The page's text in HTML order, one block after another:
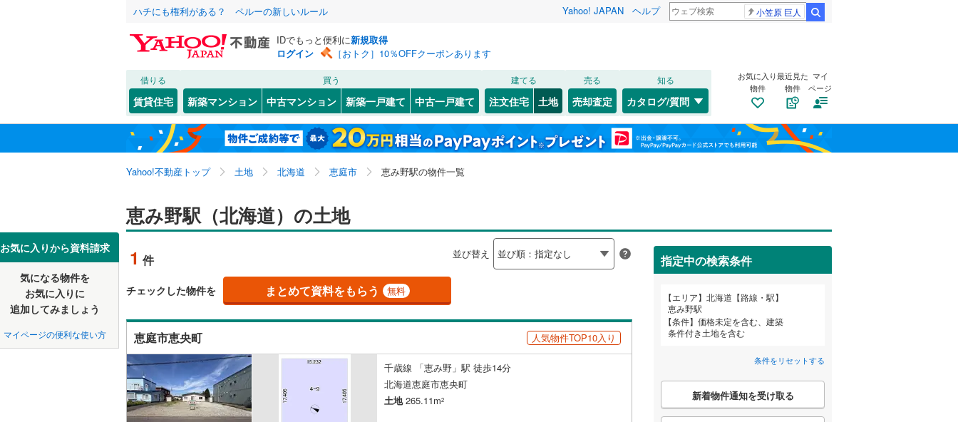
ハチにも権利がある？ ペルーの新しいルール Yahoo! JAPAN ヘルプ 小笠原 巨人
IDでもっと便利に新規取得
ログイン
［おトク］10％OFFクーポンあります
借りる
賃貸住宅
買う
新築マンション 中古マンション 新築一戸建て 中古一戸建て
建てる
注文住宅 土地
売る
売却査定
知る
カタログ/質問
お気に入り
物件
最近見た
物件
マイ
ページ
Yahoo!不動産トップ 土地 北海道 恵庭市 恵み野駅の物件一覧
お気に入りから資料請求
気になる物件を
お気に入りに
追加してみましょう
マイページの便利な使い方
恵み野駅（北海道）の土地
1 件 並び替え
チェックした物件を まとめて資料をもらう 無料
恵庭市恵央町 人気物件TOP10入り
千歳線 「恵み野」駅 徒歩14分
北海道恵庭市恵央町
土地265.11m2
指定中の検索条件
エリア
北海道【路線・駅】
恵み野駅
条件
価格未定を含む、建築
条件付き土地を含む
条件をリセットする
こ
検
新着物件通知を受け取る
北海道 北海道
東北 青森 岩手 宮城 秋田 山形 福島
関東 東京 神奈川 埼玉
信越・北陸 新潟 長野
三重
近畿 大阪 兵庫
中国 鳥取 島根 岡山 広島 山口
四国 徳島 香川 愛媛 高知
九州・沖縄 福岡 佐賀 長崎 鹿児島 沖縄
JR 函館本線(30) 札沼線(7) 千歳線(9)
石勝線(0) 室蘭本線(6) 日高本線(0)
根室本線(22) 富良野線(0) 宗谷本線(0)
石北本線
(1
地下鉄 札幌市営地下鉄南北線
函館市電 0) 函館市電宝来・谷地頭線(0)
道南いさりび鉄道(0)
(1) (1) (1) (3) (1) (2) (0) 恵み野 (0) サッポロビール庭園 (0)
(0 ) (0) (
こだわり条件 配置、向き、建ち方、日当たり
前道6m以上（1） 角地（0） 南道路（1）
平坦地（1） 整形地（1） 古家あり（0）
更地渡し（1）
最寄りの駅が始発駅（0）
0）
オンライン対応とは？ 詳しく見る
検索条件を保存しました
この検索条件の新着物件通知は、 マイページから設定できます。
保存した条件を見る
北海道、恵み野駅、価格未定を含む、建築条件付き土地
を含む
検索条件を保存する
マイページ
お気に入りリストを見る
閉じる
お気に入りリストを見る
閉じる